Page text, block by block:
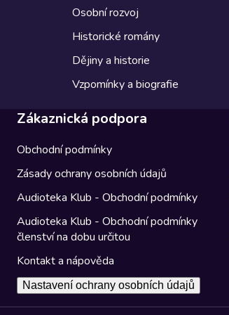
Osobní rozvoj
Historické romány
Dějiny a historie
Vzpomínky a biografie
Zákaznická podpora
Obchodní podmínky
Zásady ochrany osobních údajů
Audioteka Klub - Obchodní podmínky
Audioteka Klub - Obchodní podmínky
členství na dobu určitou
Kontakt a nápověda
Nastavení ochrany osobních údajů